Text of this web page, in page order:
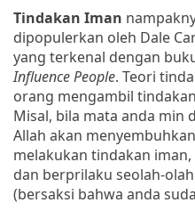
Tindakan Iman
dipopulerkan oleh Dale
yang terkenal dengan
Influence People. Teori
orang mengambil
Misal, bila mata anda min
Allah akan
melakukan tindakan
dan berprilaku seolah-
(bersaksi bahwa anda